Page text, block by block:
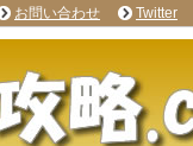
お問い合わせ Twitter